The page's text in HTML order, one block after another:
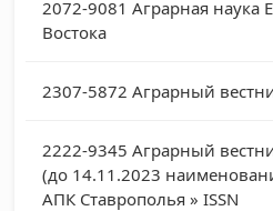
2072-9081 Аграрная наука
Востока
2307-5872 Аграрный
2222-9345 Аграрный
(до 14.11.2023
АПК Ставрополья » ISSN